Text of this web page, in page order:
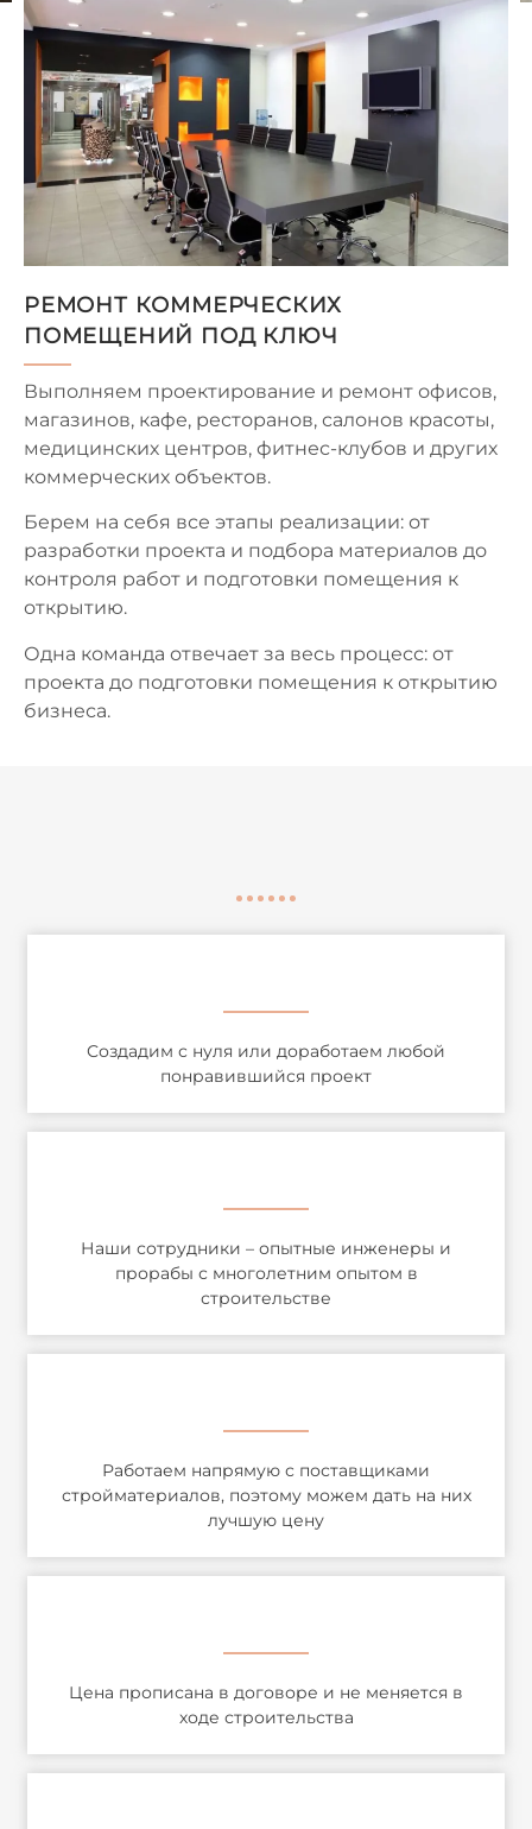
РЕМОНТ КОММЕРЧЕСКИХ
ПОМЕЩЕНИЙ ПОД КЛЮЧ
Выполняем проектирование и ремонт офисов,
магазинов, кафе, ресторанов, салонов красоты,
медицинских центров, фитнес-клубов и других
коммерческих объектов.
Берем на себя все этапы реализации: от
разработки проекта и подбора материалов до
контроля работ и подготовки помещения к
открытию.
Одна команда отвечает за весь процесс: от
проекта до подготовки помещения к открытию
бизнеса.
Создадим с нуля или доработаем любой
понравившийся проект
Наши сотрудники – опытные инженеры и
прорабы с многолетним опытом в
строительстве
Работаем напрямую с поставщиками
стройматериалов, поэтому можем дать на них
лучшую цену
Цена прописана в договоре и не меняется в
ходе строительства